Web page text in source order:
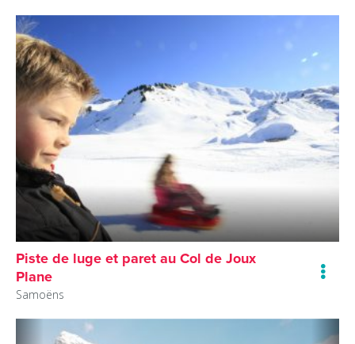
Piste de luge et paret au Col de Joux
Plane
Samoëns